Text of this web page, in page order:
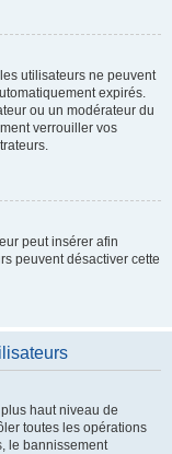
utilisateurs ne peuvent
expirés.
ou un modérateur du
verrouiller vos
peut insérer afin
peuvent désactiver cette
haut niveau de
toutes les opérations
le bannissement